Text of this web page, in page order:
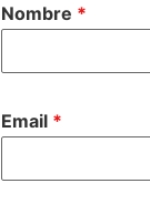
Nombre *
Email *